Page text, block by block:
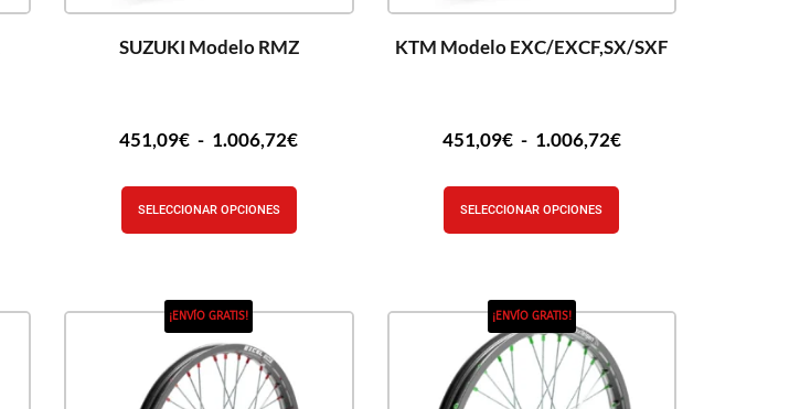
SUZUKI Modelo RMZ
451,09€ - 1.006,72€
SELECCIONAR OPCIONES
KTM Modelo EXC/EXCF,SX/SXF
451,09€ - 1.006,72€
SELECCIONAR OPCIONES
¡ENVÍO GRATIS! ¡ENVÍO GRATIS!